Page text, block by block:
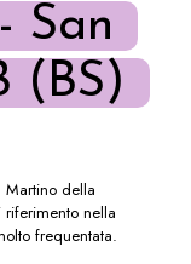
San
(BS)
della
nella
frequentata.